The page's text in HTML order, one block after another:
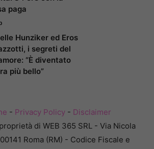
paga
Hunziker ed Eros
i segreti del
“È diventato
più bello”
- Privacy Policy- Disclaimer
di WEB 365 SRL - Via Nicola
Roma (RM) - Codice Fiscale e